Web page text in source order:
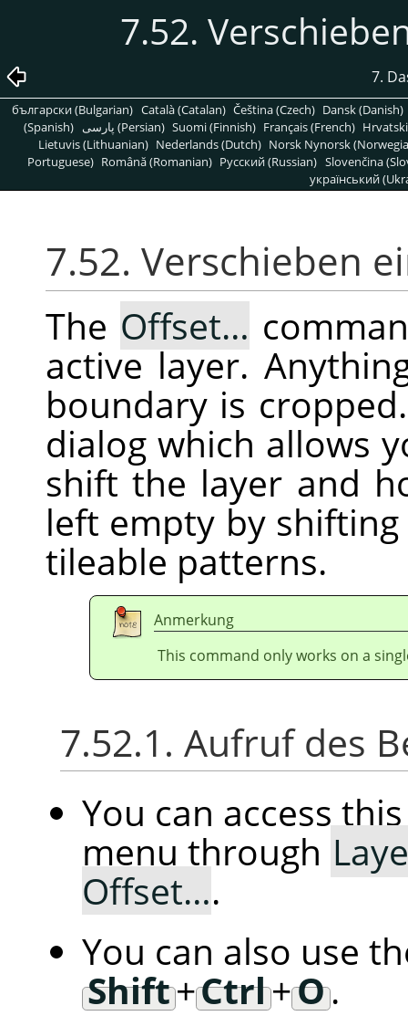
7.52.
7.
български (Bulgarian) Català (Catalan) Čeština (Czech) Dansk (Danish)
(Spanish)
پارسی (Persian) Suomi (Finnish) Français (French)
Lietuvis (Lithuanian) Nederlands (Dutch) Norsk Nynorsk
Portuguese) Română (Romanian) Pусский (Russian) Slovenčina
український
7.52. Verschieben
The Offset…
active layer.
boundary is
dialog which allows
shift the layer and
left empty by
tileable patterns.
Anmerkung
This command only works on a
7.52.1. Aufruf des
You can access
menu through
Offset….
You can also use
Shift+Ctrl+O.